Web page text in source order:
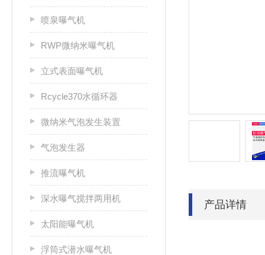
喷泉曝气机
RWP微纳米曝气机
立式表面曝气机
Rcycle370水循环器
微纳米气泡发生装置
气泡发生器
推流曝气机
深水曝气搅拌两用机
太阳能曝气机
浮筒式潜水曝气机
产品详情